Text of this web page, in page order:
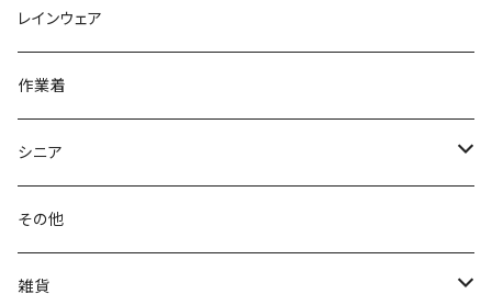
学生靴
ビジネスシューズ
アウトドア/トレッキング
スポーツ
アキレス Achilles
GIRARE
パンジー Pansy
第一ゴム
ネウシ NEUSHI
脱ぎ履き簡単
20200114ncv
20191223nrain
20190106nattack
20190223nkutu
20190501nnf
悩み解決
膝・腰痛
暑い、足汗、ムレ対策
レインアイテム
レインブーツ
防水シューズ
レインブーツ
アウトドア・トレッキング
動画でご紹介
レインウェア
作業着
シニア
カジュアル
カジュアルシューズ
紳士
その他
雑貨